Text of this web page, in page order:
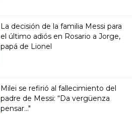
La decisión de la familia Messi para
el último adiós en Rosario a Jorge,
papá de Lionel
Milei se refirió al fallecimiento del
padre de Messi: “Da vergüenza
pensar..."